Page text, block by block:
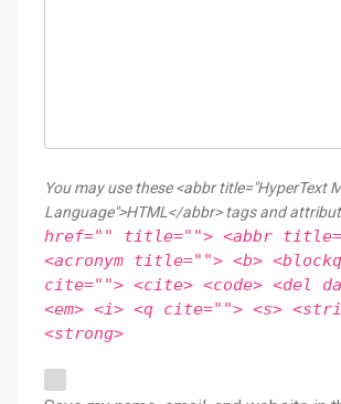
You may use these <abbr title="HyperText
Language">HTML</abbr> tags and
href="" title=""> <abbr
<acronym title=""> <b>
cite=""> <cite> <code> <del
<em> <i> <q cite=""> <s>
<strong>